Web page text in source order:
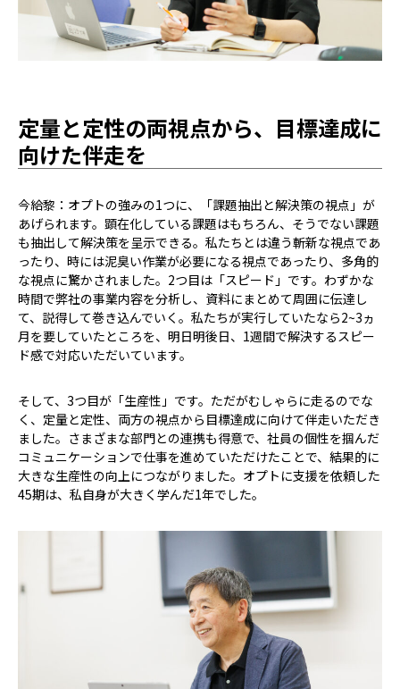
定量と定性の両視点から、目標達成に
向けた伴走を
今給黎：オプトの強みの1つに、「課題抽出と解決策の視点」が
あげられます。顕在化している課題はもちろん、そうでない課題
も抽出して解決策を呈示できる。私たちとは違う斬新な視点であ
ったり、時には泥臭い作業が必要になる視点であったり、多角的
な視点に驚かされました。2つ目は「スピード」です。わずかな
時間で弊社の事業内容を分析し、資料にまとめて周囲に伝達し
て、説得して巻き込んでいく。私たちが実行していたなら2~3ヵ
月を要していたところを、明日明後日、1週間で解決するスピー
ド感で対応いただいています。
そして、3つ目が「生産性」です。ただがむしゃらに走るのでな
く、定量と定性、両方の視点から目標達成に向けて伴走いただき
ました。さまざまな部門との連携も得意で、社員の個性を掴んだ
コミュニケーションで仕事を進めていただけたことで、結果的に
大きな生産性の向上につながりました。オプトに支援を依頼した
45期は、私自身が大きく学んだ1年でした。